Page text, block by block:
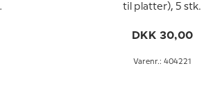
til platter), 5 stk.
DKK 30,00
Varenr.: 404221